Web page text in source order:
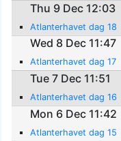
Thu 9 Dec 12:03
Atlanterhavet dag 18
Wed 8 Dec 11:47
Atlanterhavet dag 17
Tue 7 Dec 11:51
Atlanterhavet dag 16
Mon 6 Dec 11:42
Atlanterhavet dag 15